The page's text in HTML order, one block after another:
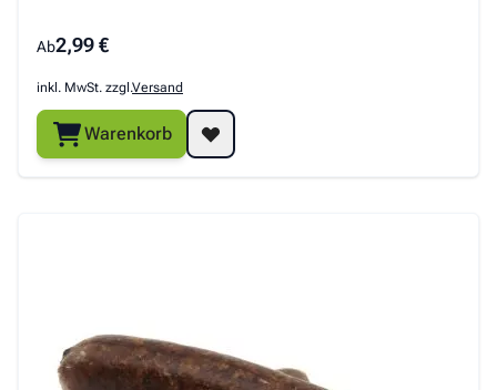
Ab2,99 €
inkl. MwSt. zzgl.Versand
Warenkorb